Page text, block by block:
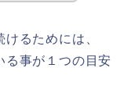
るためには、
る事が１つの目安